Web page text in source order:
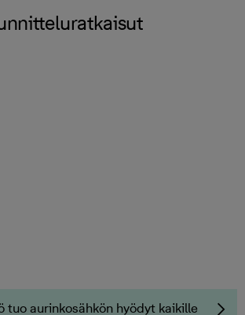
tuo aurinkosähkön hyödyt kaikille